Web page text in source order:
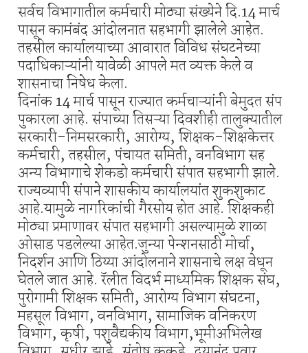
सर्वच विभागातील कर्मचारी मोठ्या संख्येने दि.14 मार्च
पासून कामंबंद आंदोलनात सहभागी झालेले आहेत.
तहसील कार्यालयाच्या आवारात विविध संघटनेच्या
पदाधिकाऱ्यांनी यावेळी आपले मत व्यक्त केले व
शासनाचा निषेध केला.
दिनांक 14 मार्च पासून राज्यात कर्मचाऱ्यांनी बेमुदत संप
पुकारला आहे. संपाच्या तिसऱ्या दिवशीही तालुक्यातील
सरकारी-निमसरकारी, आरोग्य, शिक्षक-शिक्षकेत्तर
कर्मचारी, तहसील, पंचायत समिती, वनविभाग सह
अन्य विभागाचे शेकडो कर्मचारी संपात सहभागी झाले.
राज्यव्यापी संपाने शासकीय कार्यालयांत शुकशुकाट
आहे.यामुळे नागरिकांची गैरसोय होत आहे. शिक्षकही
मोठ्या प्रमाणावर संपात सहभागी असल्यामुळे शाळा
ओसाड पडलेल्या आहेत.जुन्या पेन्शनसाठी मोर्चा,
निदर्शन आणि ठिय्या आंदोलनाने शासनाचे लक्ष वेधून
घेतले जात आहे. रॅलीत विदर्भ माध्यमिक शिक्षक संघ,
पुरोगामी शिक्षक समिती, आरोग्य विभाग संघटना,
महसूल विभाग, वनविभाग, सामाजिक वनिकरण
विभाग, कृषी, पशुवैद्यकीय विभाग,भूमीअभिलेख